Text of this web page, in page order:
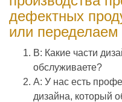
дефектных
или переделаем
В: Какие части
обслуживаете?
A: У нас есть
дизайна, который